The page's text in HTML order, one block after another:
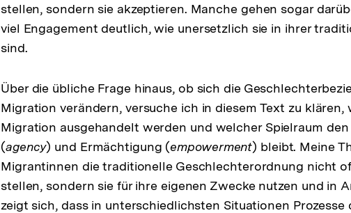
stellen, sondern sie akzeptieren. Manche gehen sogar
viel Engagement deutlich, wie unersetzlich sie in ihrer
sind.
Über die übliche Frage hinaus, ob sich die
Migration verändern, versuche ich in diesem Text zu klären,
Migration ausgehandelt werden und welcher Spielraum
(agency) und Ermächtigung (empowerment) bleibt. Meine
Migrantinnen die traditionelle Geschlechterordnung nicht
stellen, sondern sie für ihre eigenen Zwecke nutzen und in
zeigt sich, dass in unterschiedlichsten Situationen Prozesse